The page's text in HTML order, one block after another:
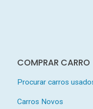
COMPRAR CARRO
Procurar carros
Carros Novos